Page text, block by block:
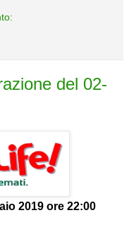
del 02-
2019 ore 22:00